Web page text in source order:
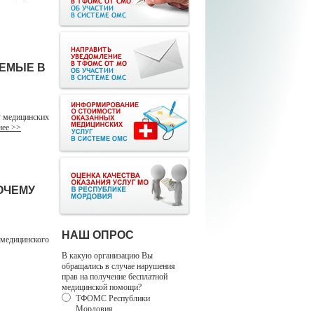
В
>>
НАШ ОПРОС
В какую организацию Вы
обращались в случае нарушения
прав на получение бесплатной
медицинской помощи?
ТФОМС Республики
Мордовия